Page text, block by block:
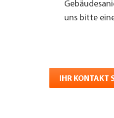
uns bitte
IHR KONTAKT